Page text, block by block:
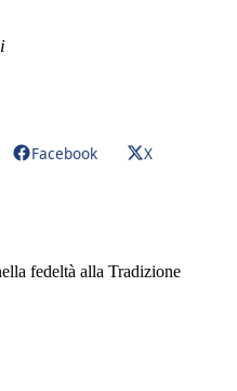
Facebook
X
fedeltà alla Tradizione